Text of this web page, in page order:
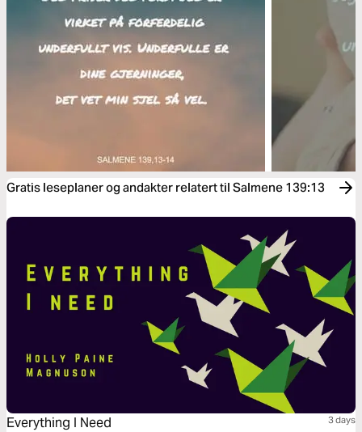
Gratis leseplaner og andakter relatert til Salmene 139:13
Everything I Need 3 days